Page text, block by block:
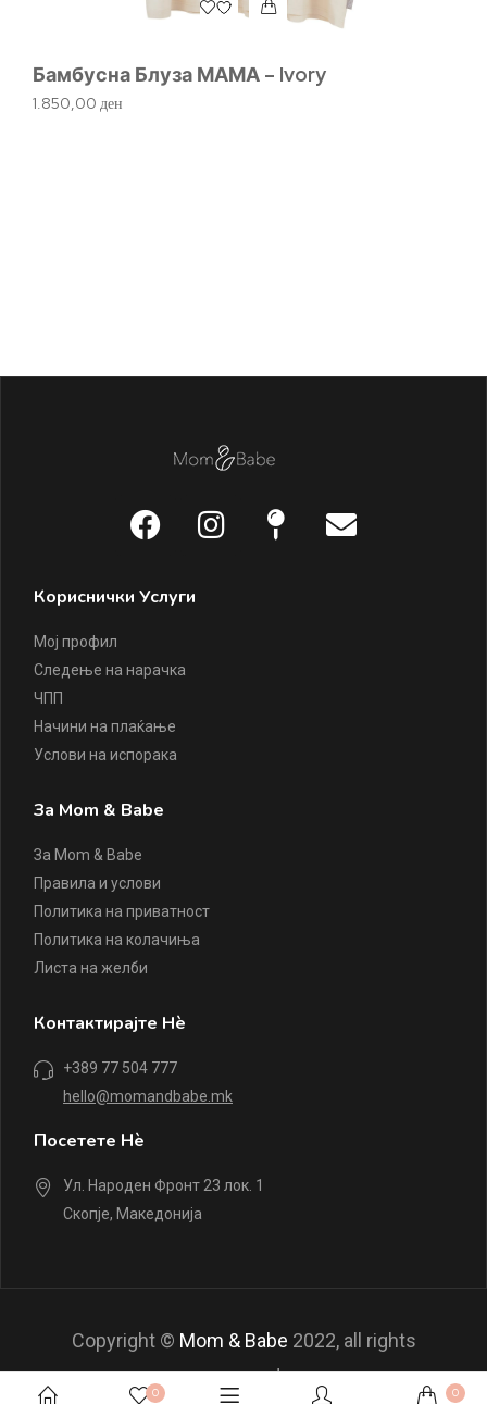
Бамбусна Блуза МАМА – Ivory
1.850,00 ден
Кориснички Услуги
Мој профил
Следење на нарачка
ЧПП
Начини на плаќање
Услови на испорака
За Mom & Babe
За Mom & Babe
Правила и услови
Политика на приватност
Политика на колачиња
Листа на желби
Контактирајте Нè
+389 77 504 777
hello@momandbabe.mk
Посетете Нè
Ул. Народен Фронт 23 лок. 1
Скопје, Македонија
Copyright © Mom & Babe 2022, all rights
reserved.
0 0